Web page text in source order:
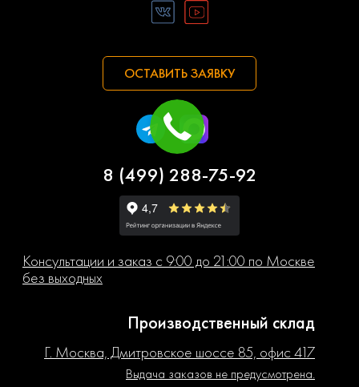
ОСТАВИТЬ ЗАЯВКУ
8 (499) 288-75-92
Консультации и заказ с 9:00 до 21:00 по Москве
без выходных
Производственный склад
Г. Москва, Дмитровское шоссе 85, офис 417
Выдача заказов не предусмотрена.